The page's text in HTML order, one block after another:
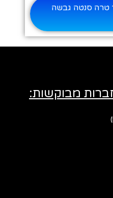
סנטה גבשה
מבוקשות: